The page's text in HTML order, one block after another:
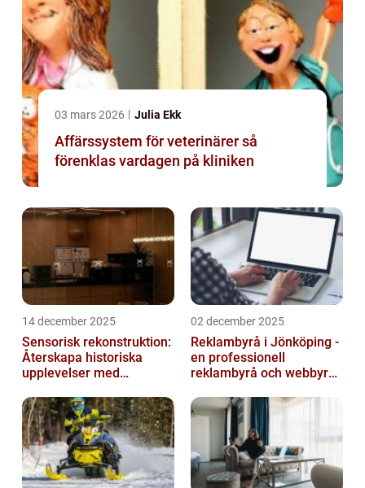
03 mars 2026 Julia Ekk
Affärssystem för veterinärer så
förenklas vardagen på kliniken
14 december 2025
Sensorisk rekonstruktion:
Återskapa historiska
upplevelser med
02 december 2025
Reklambyrå i Jönköping -
en professionell
reklambyrå och webbyrå
kommunikati...